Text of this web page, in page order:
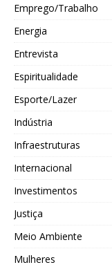
Emprego/Trabalho
Energia
Entrevista
Espiritualidade
Esporte/Lazer
Indústria
Infraestruturas
Internacional
Investimentos
Justiça
Meio Ambiente
Mulheres